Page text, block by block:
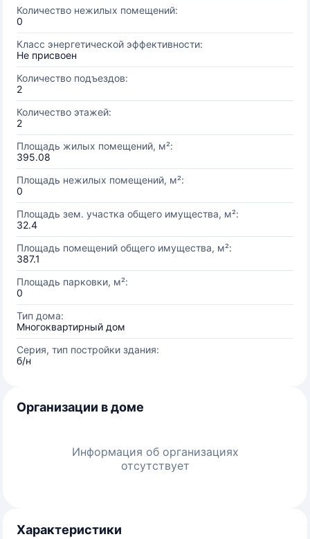
Количество нежилых помещений:
0
Класс энергетической эффективности:
Не присвоен
Количество подъездов:
2
Количество этажей:
2
Площадь жилых помещений, м²:
395.08
Площадь нежилых помещений, м²:
0
Площадь зем. участка общего имущества, м²:
32.4
Площадь помещений общего имущества, м²:
387.1
Площадь парковки, м²:
0
Тип дома:
Многоквартирный дом
Серия, тип постройки здания:
б/н
Организации в доме
Информация об организациях
отсутствует
Характеристики